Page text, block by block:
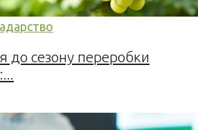
до сезону переробки